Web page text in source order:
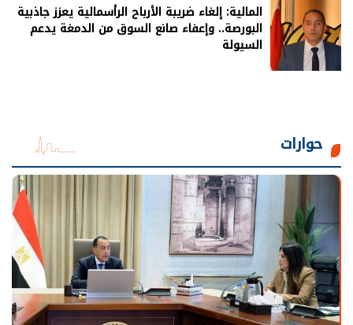
المالية: إلغاء ضريبة الأرباح الرأسمالية يعزز جاذبية
البورصة.. وإعفاء صانع السوق من الدمغة يدعم
السيولة
حوارات